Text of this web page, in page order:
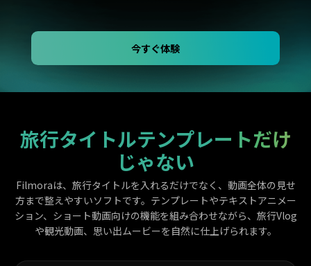
今すぐ体験
旅行タイトルテンプレートだけ
じゃない
Filmoraは、旅行タイトルを入れるだけでなく、動画全体の見せ
方まで整えやすいソフトです。テンプレートやテキストアニメー
ション、ショート動画向けの機能を組み合わせながら、旅行Vlog
や観光動画、思い出ムービーを自然に仕上げられます。